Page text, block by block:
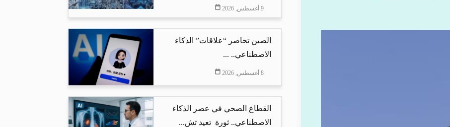
9 أغسطس, 2026
الصين تحاصر “علاقات” الذكاء
الاصطناعي.. ...
8 أغسطس, 2026
القطاع الصحي في عصر الذكاء
الاصطناعي.. ثورة تعيد تش...